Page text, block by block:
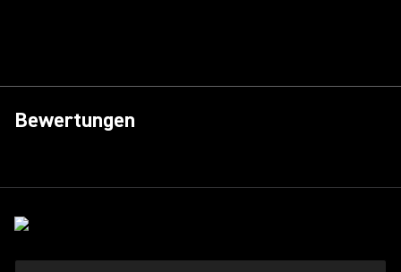
Bewertungen